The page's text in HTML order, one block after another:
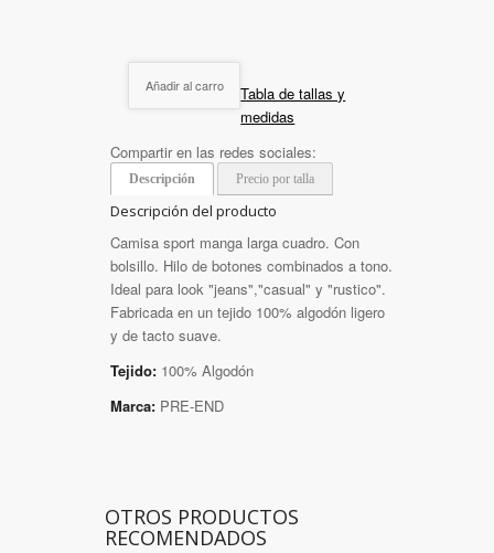
Añadir al carro
Tabla de tallas y
medidas
Compartir en las redes sociales:
Descripción Precio por talla
Descripción del producto
Camisa sport manga larga cuadro. Con
bolsillo. Hilo de botones combinados a tono.
Ideal para look "jeans","casual" y "rustico".
Fabricada en un tejido 100% algodón ligero
y de tacto suave.
Tejido: 100% Algodón
Marca: PRE-END
OTROS PRODUCTOS
RECOMENDADOS